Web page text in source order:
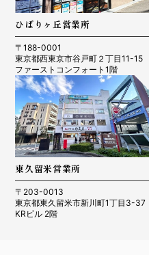
ひばりヶ丘営業所
〒188-0001
東京都西東京市谷戸町２丁目11-15
ファーストコンフォート1階
東久留米営業所
〒203-0013
東京都東久留米市新川町1丁目3-37
KRビル 2階